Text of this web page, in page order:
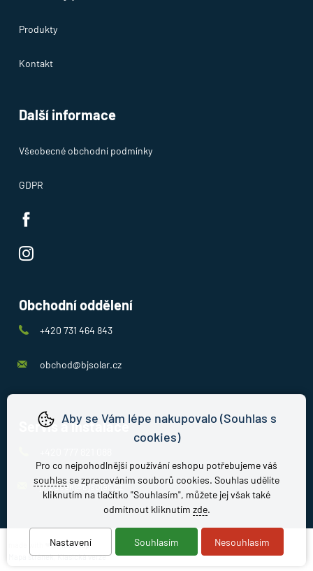
Produkty
Kontakt
Další informace
Všeobecné obchodní podmínky
GDPR
Obchodní oddělení
+420 731 464 843
obchod@bjsolar.cz
Servis a instalace
jirousek@bjsolar.cz
❤byineShop
Mapa stránek,Klasická verze
Aby se Vám lépe nakupovalo (Souhlas s
cookies)
Pro co nejpohodlnější používání eshopu potřebujeme váš
souhlas se zpracováním souborů cookies. Souhlas udělíte
kliknutím na tlačítko "Souhlasím", můžete jej však také
odmítnout kliknutím zde.
Nastavení Souhlasím Nesouhlasím